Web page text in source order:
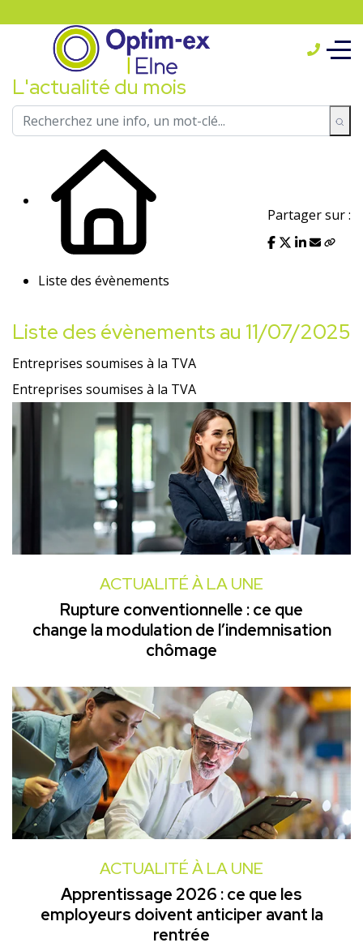
L'actualité du mois
Liste des évènements
Partager sur :
Liste des évènements au 11/07/2025
Entreprises soumises à la TVA
Entreprises soumises à la TVA
ACTUALITÉ À LA UNE
Rupture conventionnelle : ce que
change la modulation de l’indemnisation
chômage
ACTUALITÉ À LA UNE
Apprentissage 2026 : ce que les
employeurs doivent anticiper avant la
rentrée